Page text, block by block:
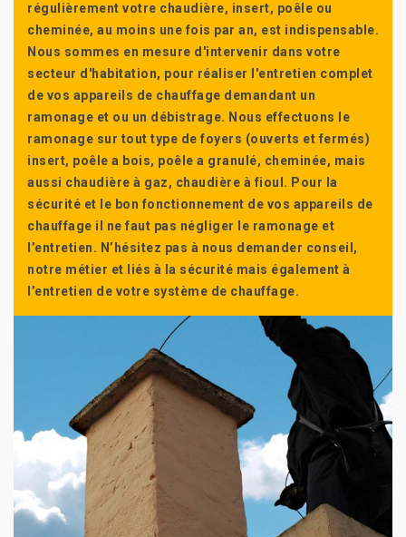
régulièrement votre chaudière, insert, poêle ou
cheminée, au moins une fois par an, est indispensable.
Nous sommes en mesure d'intervenir dans votre
secteur d'habitation, pour réaliser l'entretien complet
de vos appareils de chauffage demandant un
ramonage et ou un débistrage. Nous effectuons le
ramonage sur tout type de foyers (ouverts et fermés)
insert, poêle a bois, poêle a granulé, cheminée, mais
aussi chaudière à gaz, chaudière à fioul. Pour la
sécurité et le bon fonctionnement de vos appareils de
chauffage il ne faut pas négliger le ramonage et
l’entretien. N’hésitez pas à nous demander conseil,
notre métier et liés à la sécurité mais également à
l’entretien de votre système de chauffage.